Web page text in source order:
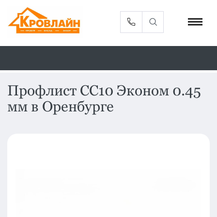
Профлист СС10 Эконом 0.45
мм в Оренбурге